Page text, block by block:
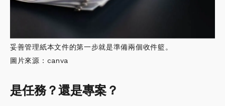
妥善管理紙本文件的第一步就是準備兩個收件籃。
圖片來源：canva
是任務？還是專案？